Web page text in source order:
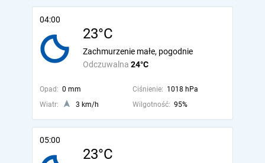
04:00
23°C
Odczuwalna 24°C
Zachmurzenie małe, pogodnie
Opad: 0 mm Ciśnienie: 1018 hPa
Wiatr:
3 km/h Wilgotność: 95%
05:00
23°C